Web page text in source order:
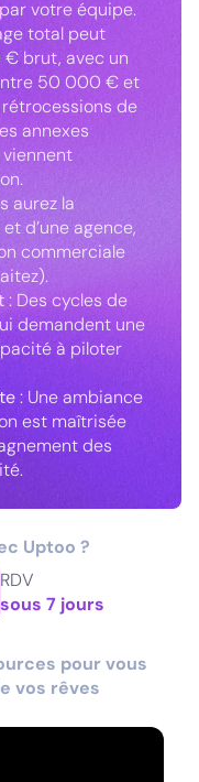
votre équipe.
total peut
brut, avec un
50 000 € et
de
annexes
aurez la
d’une agence,
commerciale
: Des cycles de
demandent une
à piloter
: Une ambiance
est maîtrisée
des
Uptoo ?
RDV
sous 7 jours
pour vous
vos rêves